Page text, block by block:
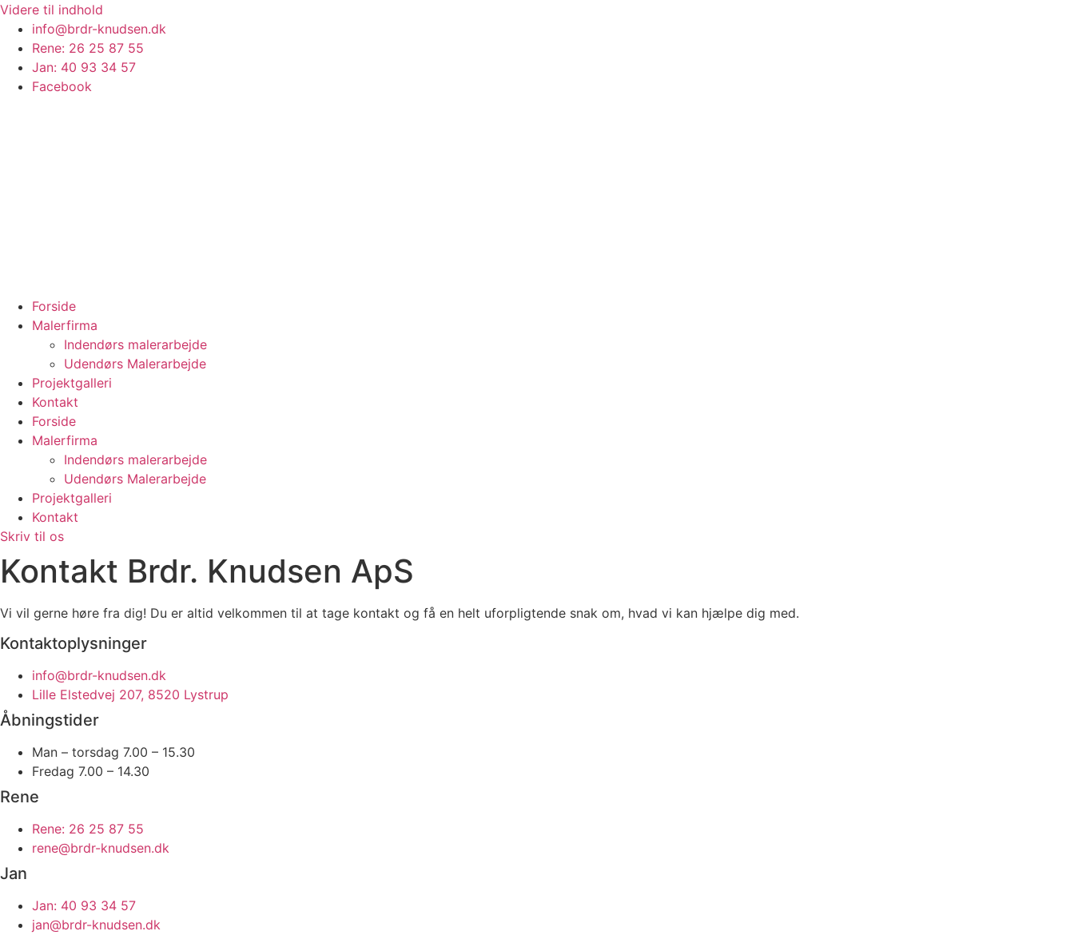
Videre til indhold
info@brdr-knudsen.dk
Rene: 26 25 87 55
Jan: 40 93 34 57
Facebook
Forside
Malerfirma
Indendørs malerarbejde
Udendørs Malerarbejde
Projektgalleri
Kontakt
Forside
Malerfirma
Indendørs malerarbejde
Udendørs Malerarbejde
Projektgalleri
Kontakt
Skriv til os
Kontakt Brdr. Knudsen ApS
Vi vil gerne høre fra dig! Du er altid velkommen til at tage kontakt og få en helt uforpligtende snak om, hvad vi kan hjælpe dig med.
Kontaktoplysninger
info@brdr-knudsen.dk
Lille Elstedvej 207, 8520 Lystrup
Åbningstider
Man – torsdag 7.00 – 15.30
Fredag 7.00 – 14.30
Rene
Rene: 26 25 87 55
rene@brdr-knudsen.dk
Jan
Jan: 40 93 34 57
jan@brdr-knudsen.dk